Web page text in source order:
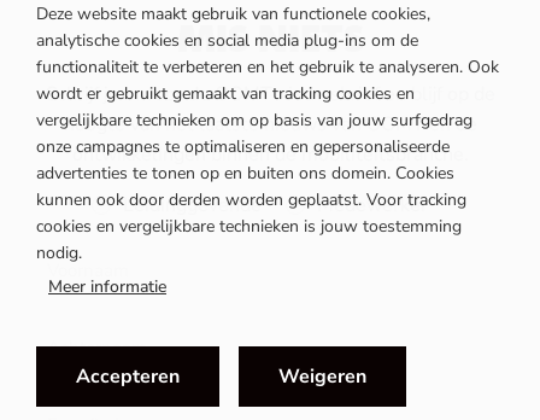
MIS NIETS
Schrijf je in voor de OOMT nieuwsbrief en blijf op de
hoogte van het laatste nieuws van OOMT en de
ontwikkelingen binnen de mobiliteitsbranche.
Rol
Leidinggevende Medewerker
Deze website maakt gebruik van functionele cookies,
analytische cookies en social media plug-ins om de
functionaliteit te verbeteren en het gebruik te analyseren. Ook
wordt er gebruikt gemaakt van tracking cookies en
vergelijkbare technieken om op basis van jouw surfgedrag
onze campagnes te optimaliseren en gepersonaliseerde
advertenties te tonen op en buiten ons domein. Cookies
kunnen ook door derden worden geplaatst. Voor tracking
cookies en vergelijkbare technieken is jouw toestemming
nodig.
Meer informatie
Accepteren Weigeren